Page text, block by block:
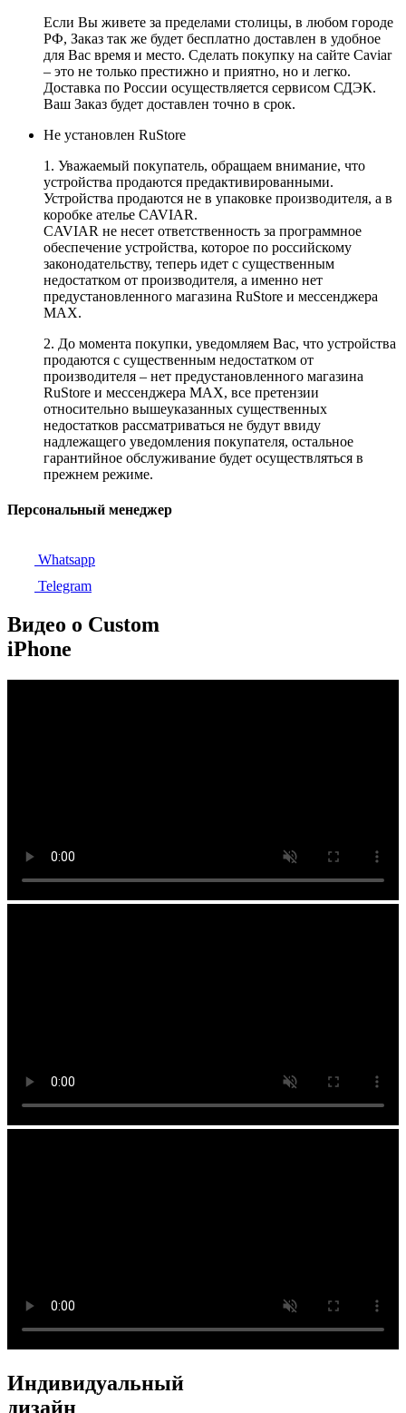
Если Вы живете за пределами столицы, в любом городе
РФ, Заказ так же будет бесплатно доставлен в удобное
для Вас время и место. Сделать покупку на сайте Caviar
– это не только престижно и приятно, но и легко.
Доставка по России осуществляется сервисом СДЭК.
Ваш Заказ будет доставлен точно в срок.
Не установлен RuStore
1. Уважаемый покупатель, обращаем внимание, что
устройства продаются предактивированными.
Устройства продаются не в упаковке производителя, а в
коробке ателье CAVIAR.
CAVIAR не несет ответственность за программное
обеспечение устройства, которое по российскому
законодательству, теперь идет с существенным
недостатком от производителя, а именно нет
предустановленного магазина RuStore и мессенджера
MAX.
2. До момента покупки, уведомляем Вас, что устройства
продаются с существенным недостатком от
производителя – нет предустановленного магазина
RuStore и мессенджера MAX, все претензии
относительно вышеуказанных существенных
недостатков рассматриваться не будут ввиду
надлежащего уведомления покупателя, остальное
гарантийное обслуживание будет осуществляться в
прежнем режиме.
Персональный менеджер
Whatsapp
Telegram
Видео о Custom
iPhone
Индивидуальный
дизайн